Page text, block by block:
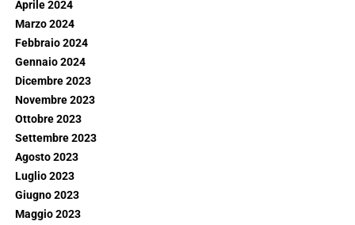
Aprile 2024
Marzo 2024
Febbraio 2024
Gennaio 2024
Dicembre 2023
Novembre 2023
Ottobre 2023
Settembre 2023
Agosto 2023
Luglio 2023
Giugno 2023
Maggio 2023